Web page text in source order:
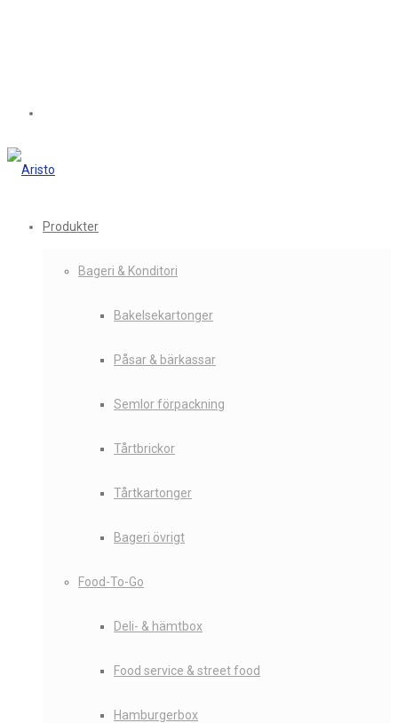
Produkter
Bageri & Konditori
Bakelsekartonger
Påsar & bärkassar
Semlor förpackning
Tårtbrickor
Tårtkartonger
Bageri övrigt
Food-To-Go
Deli- & hämtbox
Food service & street food
Hamburgerbox